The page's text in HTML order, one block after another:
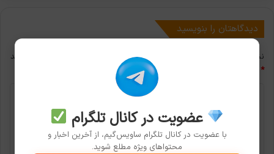
دیدگاهتان را بنویسید
نشانی ایمیل شما منتشر نخواهد شد. بخش‌های موردنیاز علامت‌گذاری شده‌اند
*
عضویت در کانال تلگرام
با عضویت در کانال تلگرام ساویس‌گیم، از آخرین اخبار و
محتواهای ویژه مطلع شوید.